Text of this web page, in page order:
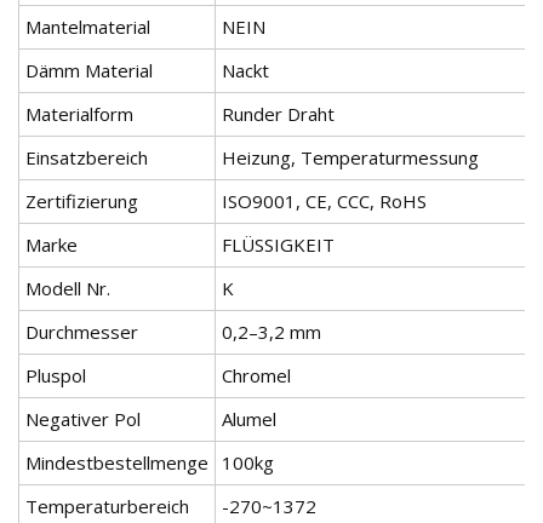
Mantelmaterial
NEIN
Dämm Material
Nackt
Materialform
Runder Draht
Einsatzbereich
Heizung, Temperaturmessung
Zertifizierung
ISO9001, CE, CCC, RoHS
Marke
FLÜSSIGKEIT
Modell Nr.
K
Durchmesser
0,2–3,2 mm
Pluspol
Chromel
Negativer Pol
Alumel
Mindestbestellmenge
100kg
Temperaturbereich
-270~1372